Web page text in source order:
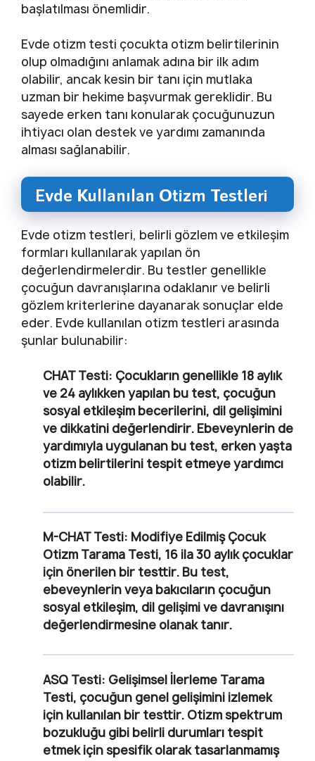
başlatılması önemlidir.
Evde otizm testi çocukta otizm belirtilerinin
olup olmadığını anlamak adına bir ilk adım
olabilir, ancak kesin bir tanı için mutlaka
uzman bir hekime başvurmak gereklidir. Bu
sayede erken tanı konularak çocuğunuzun
ihtiyacı olan destek ve yardımı zamanında
alması sağlanabilir.
Evde Kullanılan Otizm Testleri
Evde otizm testleri, belirli gözlem ve etkileşim
formları kullanılarak yapılan ön
değerlendirmelerdir. Bu testler genellikle
çocuğun davranışlarına odaklanır ve belirli
gözlem kriterlerine dayanarak sonuçlar elde
eder. Evde kullanılan otizm testleri arasında
şunlar bulunabilir:
CHAT Testi: Çocukların genellikle 18 aylık
ve 24 aylıkken yapılan bu test, çocuğun
sosyal etkileşim becerilerini, dil gelişimini
ve dikkatini değerlendirir. Ebeveynlerin de
yardımıyla uygulanan bu test, erken yaşta
otizm belirtilerini tespit etmeye yardımcı
olabilir.
M-CHAT Testi: Modifiye Edilmiş Çocuk
Otizm Tarama Testi, 16 ila 30 aylık çocuklar
için önerilen bir testtir. Bu test,
ebeveynlerin veya bakıcıların çocuğun
sosyal etkileşim, dil gelişimi ve davranışını
değerlendirmesine olanak tanır.
ASQ Testi: Gelişimsel İlerleme Tarama
Testi, çocuğun genel gelişimini izlemek
için kullanılan bir testtir. Otizm spektrum
bozukluğu gibi belirli durumları tespit
etmek için spesifik olarak tasarlanmamış